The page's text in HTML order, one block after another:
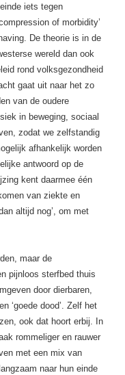
iets tegen
of morbidity’
De theorie is in de
wereld dan ook
rond volksgezondheid
gaat uit naar het zo
van de oudere
in beweging, sociaal
zodat we zelfstandig
afhankelijk worden
antwoord op de
kent daarmee één
van ziekte en
altijd nog’, om met
maar de
pijnloos sterfbed thuis
door dierbaren,
‘goede dood’. Zelf het
ook dat hoort erbij. In
rommeliger en rauwer
met een mix van
naar hun einde